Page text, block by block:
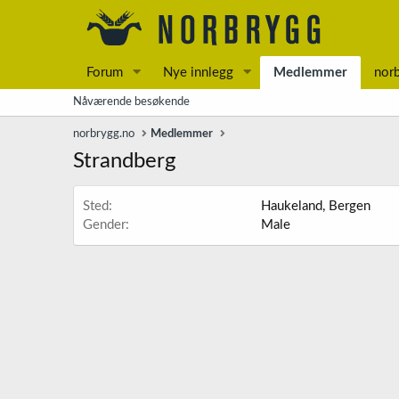
Forum Nye innlegg Medlemmer
Nåværende besøkende
norbrygg.no Medlemmer
Strandberg
Sted
Haukeland, Bergen
Gender
Male